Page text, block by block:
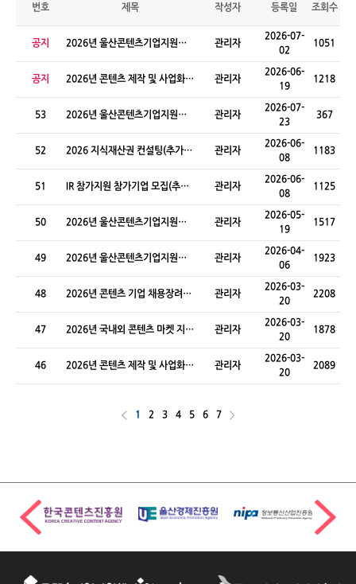
번호 제목 작성자 등록일 조회수
공지
2026년 울산콘텐츠기업지원센
관리자
2026-07-
02
1051
공지
2026년 콘텐츠 제작 및 사업화
관리자
2026-06-
19
1218
53
2026년 울산콘텐츠기업지원센
관리자
2026-07-
23
367
52
2026 지식재산권 컨설팅(추가모
관리자
2026-06-
08
1183
51
IR 참가지원 참가기업 모집(추가
관리자
2026-06-
08
1125
50
2026년 울산콘텐츠기업지원센
관리자
2026-05-
19
1517
49
2026년 울산콘텐츠기업지원센
관리자
2026-04-
06
1923
48
2026년 콘텐츠 기업 채용장려금
관리자
2026-03-
20
2208
47
2026년 국내외 콘텐츠 마켓 지원
관리자
2026-03-
20
1878
46
2026년 콘텐츠 제작 및 사업화
관리자
2026-03-
20
2089
1 2 3 4 5 6 7